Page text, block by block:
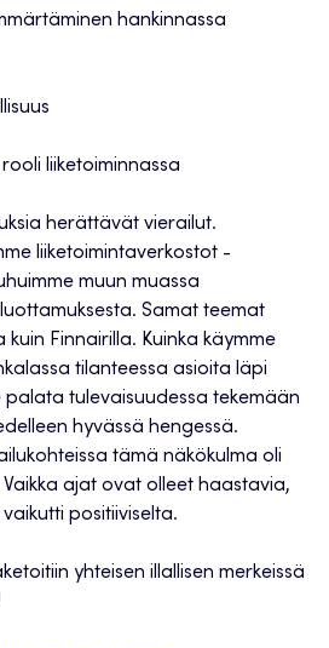
hankinnassa
liiketoiminnassa
herättävät vierailut.
liiketoimintaverkostot -
muun muassa
Samat teemat
kuin Finnairilla. Kuinka käymme
tilanteessa asioita läpi
palata tulevaisuudessa tekemään
hyvässä hengessä.
tämä näkökulma oli
ajat ovat olleet haastavia,
positiiviselta.
yhteisen illallisen merkeissä